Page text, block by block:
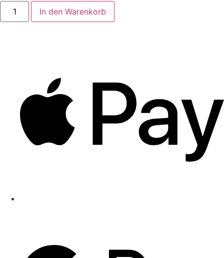
In den Warenkorb